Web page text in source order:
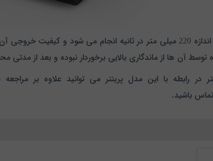
آن ها از ماندگاری بالایی برخوردار نبوده و بعد از مدتی
رابطه با این مدل پرینتر می توانید علاوه بر
باشید.